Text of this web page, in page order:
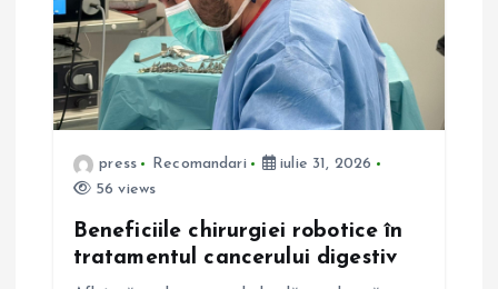
n
a
r
press Recomandari
iulie 31, 2026
56 views
Beneficiile chirurgiei robotice în
tratamentul cancerului digestiv